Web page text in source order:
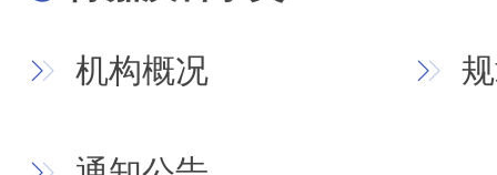
机构概况